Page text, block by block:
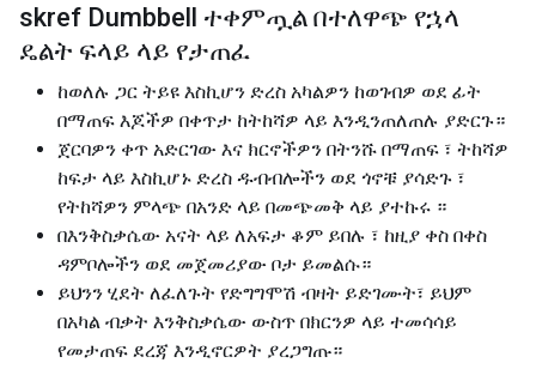
skref Dumbbell ተቀምጧል በተለዋጭ የኋላ
ዴልት ፍላይ ላይ የታጠፈ
ከወለሉ ጋር ትይዩ እስኪሆን ድረስ አካልዎን ከወገብዎ ወደ ፊት
በማጠፍ እጆችዎ በቀጥታ ከትከሻዎ ላይ እንዲንጠለጠሉ ያድርጉ።
ጀርባዎን ቀጥ አድርገው እና ​​ክርኖችዎን በትንሹ በማጠፍ ፣ ትከሻዎ
ከፍታ ላይ እስኪሆኑ ድረስ ዱብብሎችን ወደ ጎኖቹ ያሳድጉ ፣
የትከሻዎን ምላጭ በአንድ ላይ በመጭመቅ ላይ ያተኩሩ ።
በእንቅስቃሴው አናት ላይ ለአፍታ ቆም ይበሉ ፣ ከዚያ ቀስ በቀስ
ዳምቦሎችን ወደ መጀመሪያው ቦታ ይመልሱ።
ይህንን ሂደት ለፈለጉት የድግግሞሽ ብዛት ይድገሙት፣ ይህም
በአካል ብቃት እንቅስቃሴው ውስጥ በክርንዎ ላይ ተመሳሳይ
የመታጠፍ ደረጃ እንዲኖርዎት ያረጋግጡ።